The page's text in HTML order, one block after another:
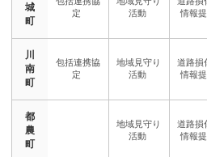
城
町
川
南
町
都
農
町